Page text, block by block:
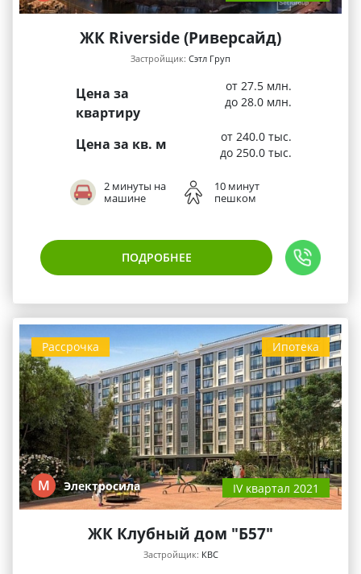
ЖК Riverside (Риверсайд)
Застройщик: Сэтл Груп
Цена за
квартиру
от 27.5 млн.
до 28.0 млн.
Цена за кв. м
от 240.0 тыс.
до 250.0 тыс.
2 минуты на
машине
10 минут
пешком
ПОДРОБНЕЕ
Ипотека
Рассрочка
М Электросила IV квартал 2021
ЖК Клубный дом "Б57"
Застройщик: КВС